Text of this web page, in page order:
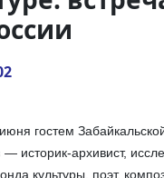
гостем
— историк-архивист,
культуры, поэт,